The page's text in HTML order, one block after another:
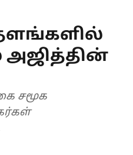
அஜித்தின்
சமூக